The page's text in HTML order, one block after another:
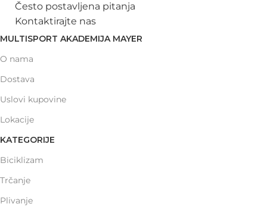
Često postavljena pitanja
Kontaktirajte nas
MULTISPORT AKADEMIJA MAYER
O nama
Dostava
Uslovi kupovine
Lokacije
KATEGORIJE
Biciklizam
Trčanje
Plivanje